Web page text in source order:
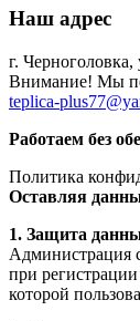
Наш адрес
г. Черноголовка,
Внимание! Мы
teplica-
Работаем без
Политика
Оставляя
1. Защита
Администрация сайта
при регистрации и использовании